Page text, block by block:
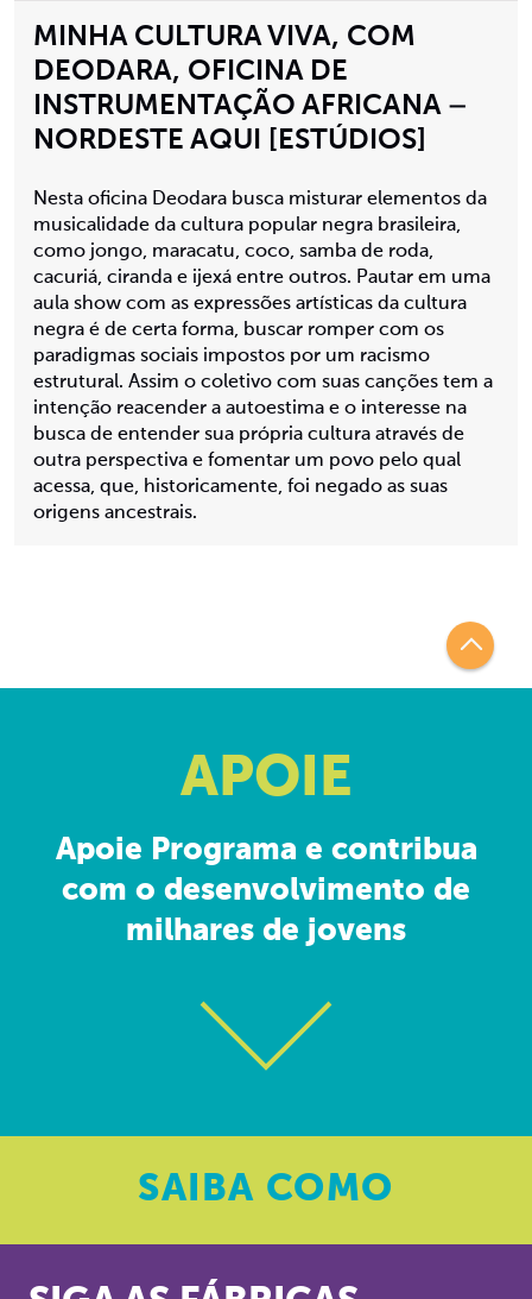
MINHA CULTURA VIVA, COM
DEODARA, OFICINA DE
INSTRUMENTAÇÃO AFRICANA –
NORDESTE AQUI [ESTÚDIOS]
Nesta oficina Deodara busca misturar elementos da
musicalidade da cultura popular negra brasileira,
como jongo, maracatu, coco, samba de roda,
cacuriá, ciranda e ijexá entre outros. Pautar em uma
aula show com as expressões artísticas da cultura
negra é de certa forma, buscar romper com os
paradigmas sociais impostos por um racismo
estrutural. Assim o coletivo com suas canções tem a
intenção reacender a autoestima e o interesse na
busca de entender sua própria cultura através de
outra perspectiva e fomentar um povo pelo qual
acessa, que, historicamente, foi negado as suas
origens ancestrais.
APOIE
Apoie Programa e contribua
com o desenvolvimento de
milhares de jovens
SAIBA COMO